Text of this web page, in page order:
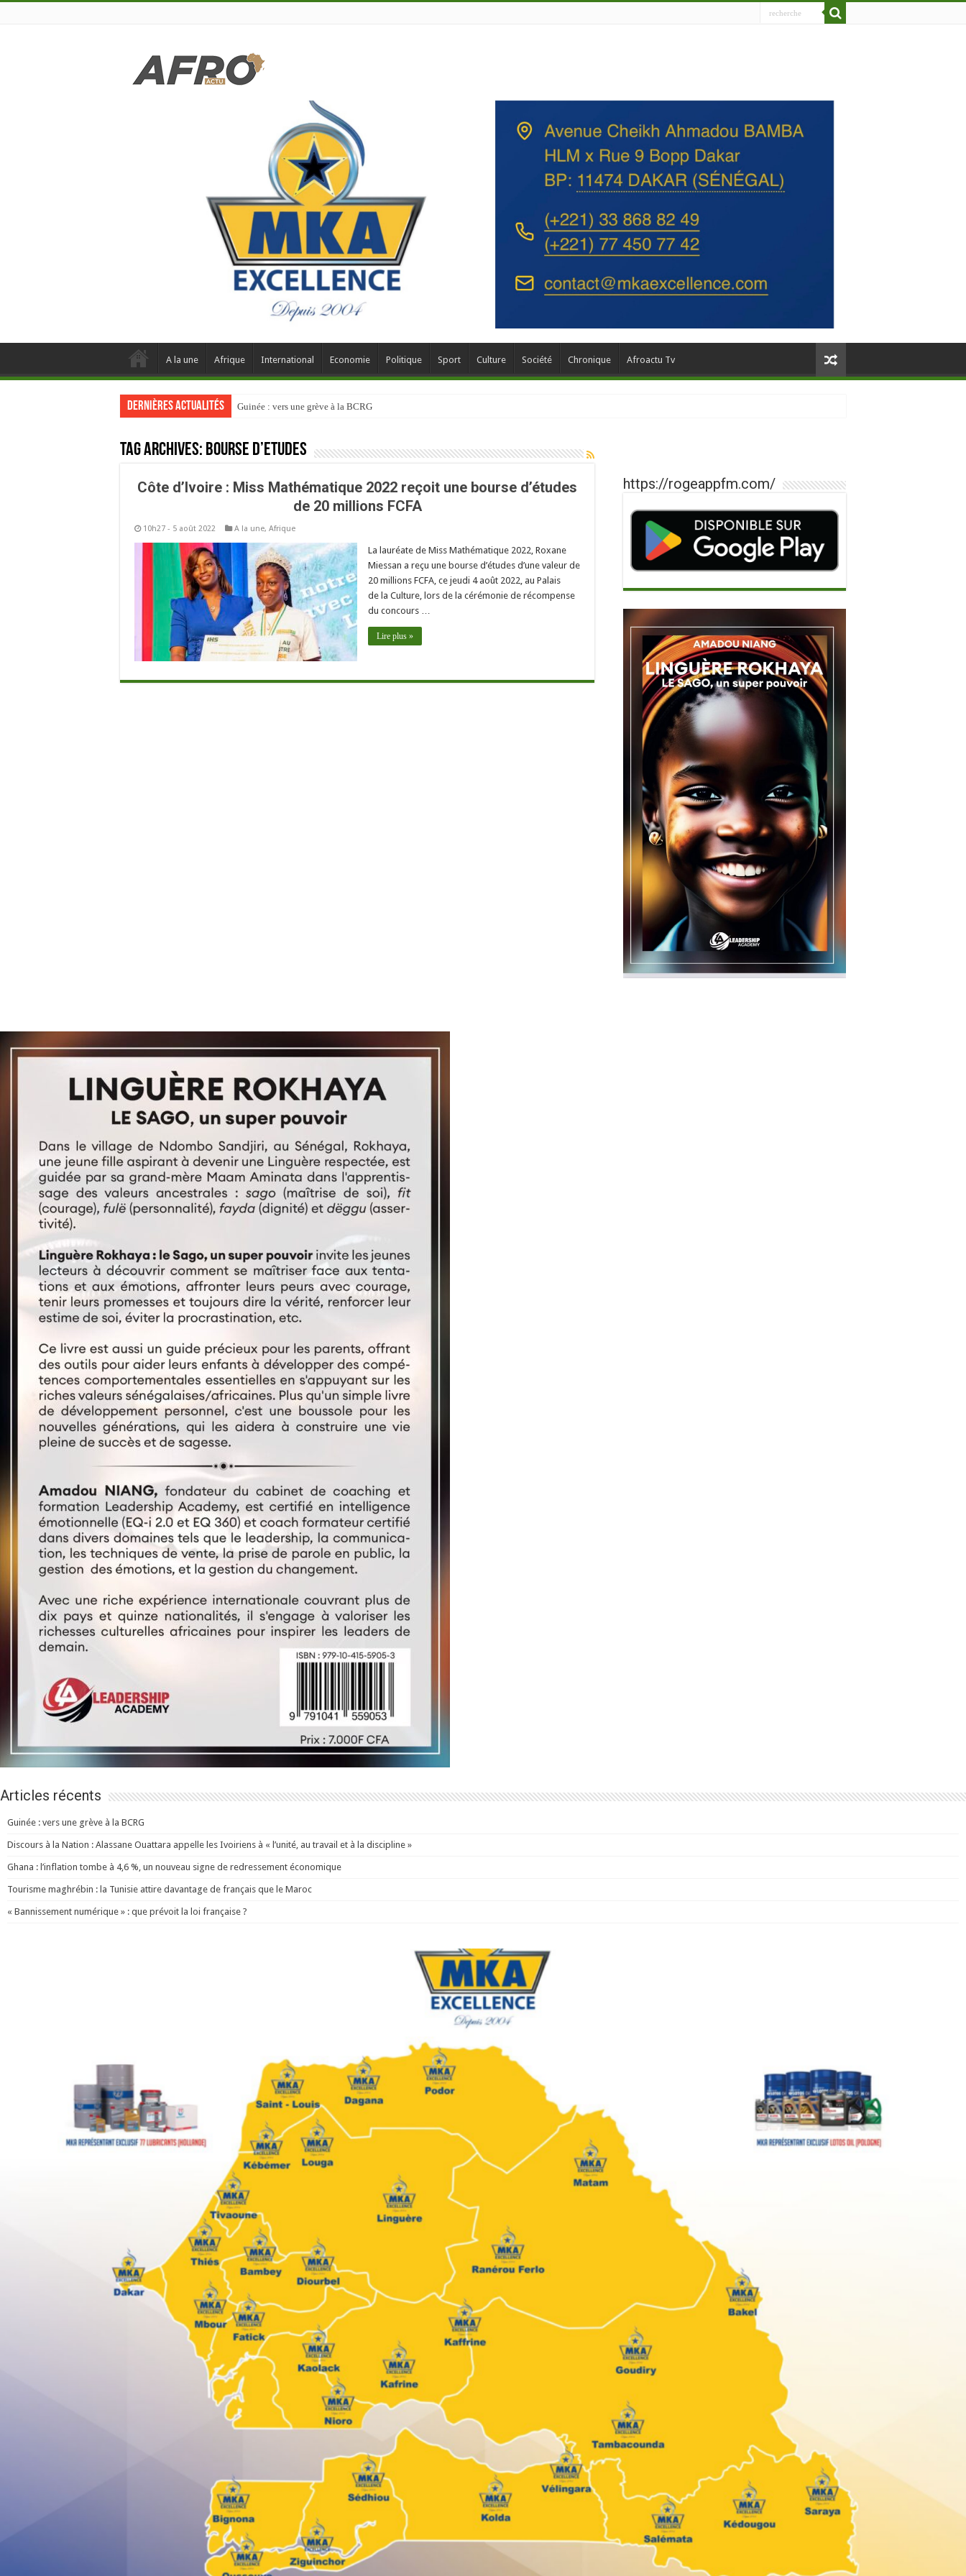
A la une Afrique International Economie Politique Sport Culture Société Chronique Afroactu Tv
Dernières actualités Guinée : vers une grève à la BCRG
Tag Archives: Bourse d’études
Côte d’Ivoire : Miss Mathématique 2022 reçoit une bourse d’études
de 20 millions FCFA
10h27 - 5 août 2022 A la une, Afrique
La lauréate de Miss Mathématique 2022, Roxane
Miessan a reçu une bourse d’études d’une valeur de
20 millions FCFA, ce jeudi 4 août 2022, au Palais
de la Culture, lors de la cérémonie de récompense
du concours …
Lire plus »
https://rogeappfm.com/
Articles récents
Guinée : vers une grève à la BCRG
Discours à la Nation : Alassane Ouattara appelle les Ivoiriens à « l’unité, au travail et à la discipline »
Ghana : l’inflation tombe à 4,6 %, un nouveau signe de redressement économique
Tourisme maghrébin : la Tunisie attire davantage de français que le Maroc
« Bannissement numérique » : que prévoit la loi française ?